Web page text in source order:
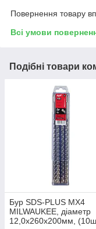
Повернення товару
Всі умови
Подібні товари
Бур SDS-PLUS MX4
MILWAUKEE, діаметр
12,0х260х200мм,